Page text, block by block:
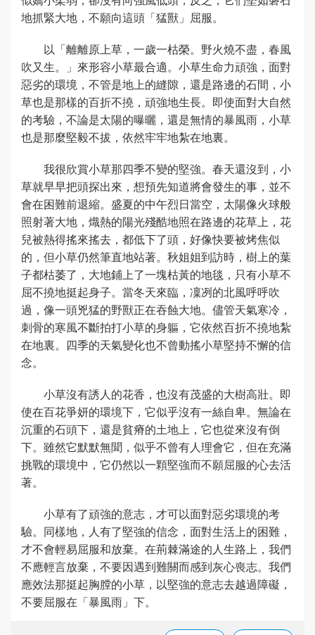
地抓緊大地，不願向這頭「猛獸」屈服。
以「離離原上草，一歲一枯榮。野火燒不盡，春風
吹又生。」來形容小草最合適。小草生命力頑強，面對
惡劣的環境，不管是地上的縫隙，還是路邊的石間，小
草也是那樣的百折不撓，頑強地生長。即使面對大自然
的考驗，不論是太陽的曝曬，還是無情的暴風雨，小草
也是那麼堅毅不拔，依然牢牢地紮在地裏。
我很欣賞小草那四季不變的堅強。春天還沒到，小
草就早早把頭探出來，想預先知道將會發生的事，並不
會在困難前退縮。盛夏的中午烈日當空，太陽像火球般
照射著大地，熾熱的陽光殘酷地照在路邊的花草上，花
兒被熱得搖來搖去，都低下了頭，好像快要被烤焦似
的，但小草仍然筆直地站著。秋姐姐到訪時，樹上的葉
子都枯萎了，大地鋪上了一塊枯黃的地毯，只有小草不
屈不撓地挺起身子。當冬天來臨，凜冽的北風呼呼吹
過，像一頭兇猛的野獸正在吞蝕大地。儘管天氣寒冷，
刺骨的寒風不斷拍打小草的身軀，它依然百折不撓地紮
在地裏。四季的天氣變化也不曾動搖小草堅持不懈的信
念。
小草沒有誘人的花香，也沒有茂盛的大樹高壯。即
使在百花爭妍的環境下，它似乎沒有一絲自卑。無論在
沉重的石頭下，還是貧瘠的土地上，它也從來沒有倒
下。雖然它默默無聞，似乎不曾有人理會它，但在充滿
挑戰的環境中，它仍然以一顆堅強而不願屈服的心去活
著。
小草有了頑強的意志，才可以面對惡劣環境的考
驗。同樣地，人有了堅強的信念，面對生活上的困難，
才不會輕易屈服和放棄。在荊棘滿途的人生路上，我們
不應輕言放棄，不要因遇到難關而感到灰心喪志。我們
應效法那挺起胸膛的小草，以堅強的意志去越過障礙，
不要屈服在「暴風雨」下。